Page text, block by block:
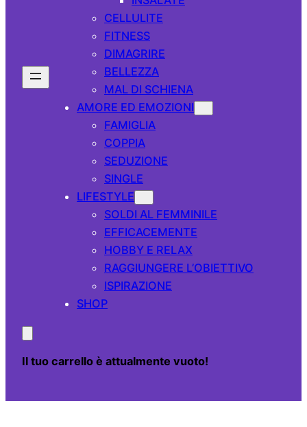
CELLULITE
FITNESS
DIMAGRIRE
BELLEZZA
MAL DI SCHIENA
AMORE ED EMOZIONI
FAMIGLIA
COPPIA
SEDUZIONE
SINGLE
LIFESTYLE
SOLDI AL FEMMINILE
EFFICACEMENTE
HOBBY E RELAX
RAGGIUNGERE L’OBIETTIVO
ISPIRAZIONE
SHOP
Il tuo carrello è attualmente vuoto!